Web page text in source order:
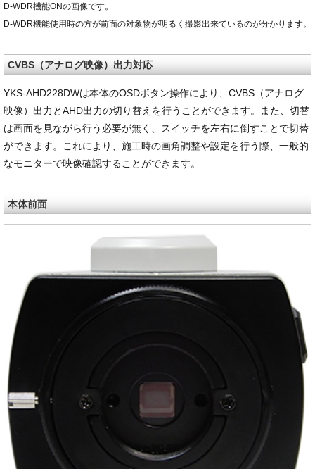
D-WDR機能ONの画像です。
D-WDR機能使用時の方が前面の対象物が明るく撮影出来ているのが分かります。
CVBS（アナログ映像）出力対応
YKS-AHD228DWは本体のOSDボタン操作により、CVBS（アナログ
映像）出力とAHD出力の切り替えを行うことができます。また、切替
は画面を見ながら行う必要が無く、スイッチを左右に倒すことで切替
ができます。これにより、施工時の画角調整や設定を行う際、一般的
なモニターで映像確認することができます。
本体前面